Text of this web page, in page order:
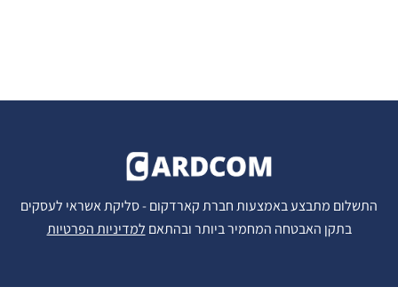
התשלום מתבצע באמצעות חברת קארדקום - סליקת אשראי לעסקים
בתקן האבטחה המחמיר ביותר ובהתאם למדיניות הפרטיות